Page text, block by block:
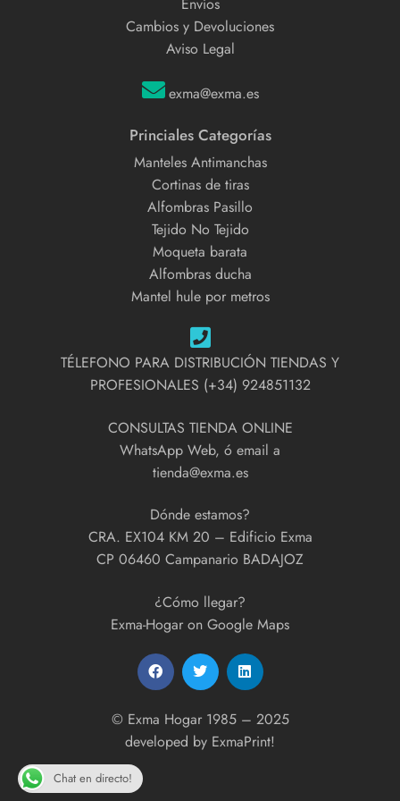
Cambios y Devoluciones
Aviso Legal
exma@exma.es
Princiales Categorías
Manteles Antimanchas
Cortinas de tiras
Alfombras Pasillo
Tejido No Tejido
Moqueta barata
Alfombras ducha
Mantel hule por metros
TÉLEFONO PARA DISTRIBUCIÓN TIENDAS Y
PROFESIONALES (+34) 924851132
CONSULTAS TIENDA ONLINE
WhatsApp Web, ó email a
tienda@exma.es
Dónde estamos?
CRA. EX104 KM 20 – Edificio Exma
CP 06460 Campanario BADAJOZ
¿Cómo llegar?
Exma-Hogar on Google Maps
© Exma Hogar 1985 – 2025
developed by ExmaPrint!
Chat en directo!